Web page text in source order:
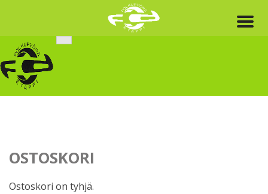
content
OSTOSKORI
Ostoskori on tyhjä.